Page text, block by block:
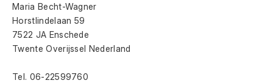
Maria Becht-Wagner
Horstlindelaan 59
7522 JA Enschede
Twente Overijssel Nederland
Tel. 06-22599760